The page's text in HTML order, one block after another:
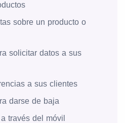
sobre un producto o
solicitar datos a sus
a sus clientes
darse de baja
través del móvil